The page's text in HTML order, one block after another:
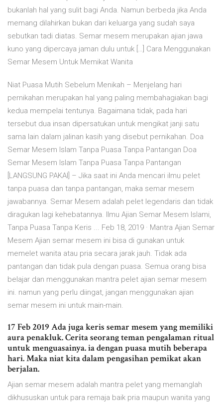
bukanlah hal yang sulit bagi Anda. Namun berbeda jika Anda
memang dilahirkan bukan dari keluarga yang sudah saya
sebutkan tadi diatas. Semar mesem merupakan ajian jawa
kuno yang dipercaya jaman dulu untuk […] Cara Menggunakan
Semar Mesem Untuk Memikat Wanita
Niat Puasa Mutih Sebelum Menikah – Menjelang hari
pernikahan merupakan hal yang paling membahagiakan bagi
kedua mempelai tentunya. Bagaimana tidak, pada hari
tersebut dua insan dipersatukan untuk mengikat janji satu
sama lain dalam jalinan kasih yang disebut pernikahan. Doa
Semar Mesem Islam Tanpa Puasa Tanpa Pantangan Doa
Semar Mesem Islam Tanpa Puasa Tanpa Pantangan
[LANGSUNG PAKAI] – Jika saat ini Anda mencari ilmu pelet
tanpa puasa dan tanpa pantangan, maka semar mesem
jawabannya. Semar Mesem adalah pelet legendaris dan tidak
diragukan lagi kehebatannya. Ilmu Ajian Semar Mesem Islami,
Tanpa Puasa Tanpa Keris ... Feb 18, 2019 · Mantra Ajian Semar
Mesem Ajian semar mesem ini bisa di gunakan untuk
memelet wanita atau pria secara jarak jauh. Tidak ada
pantangan dan tidak pula dengan puasa. Semua orang bisa
belajar dan menggunakan mantra pelet ajian semar mesem
ini. namun yang perlu diingat, jangan menggunakan ajian
semar mesem ini untuk main-main.
17 Feb 2019 Ada juga keris semar mesem yang memiliki
aura penakluk. Cerita seorang teman pengalaman ritual
untuk menguasainya. ia dengan puasa mutih beberapa
hari. Maka niat kita dalam pengasihan pemikat akan
berjalan.
Ajian semar mesem adalah mantra pelet yang memanglah
dikhususkan untuk para remaja baik pria maupun wanita yang